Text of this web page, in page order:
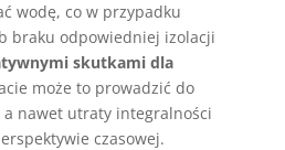
wodę, co w przypadku
braku odpowiedniej izolacji
skutkami dla
może to prowadzić do
nawet utraty integralności
czasowej.